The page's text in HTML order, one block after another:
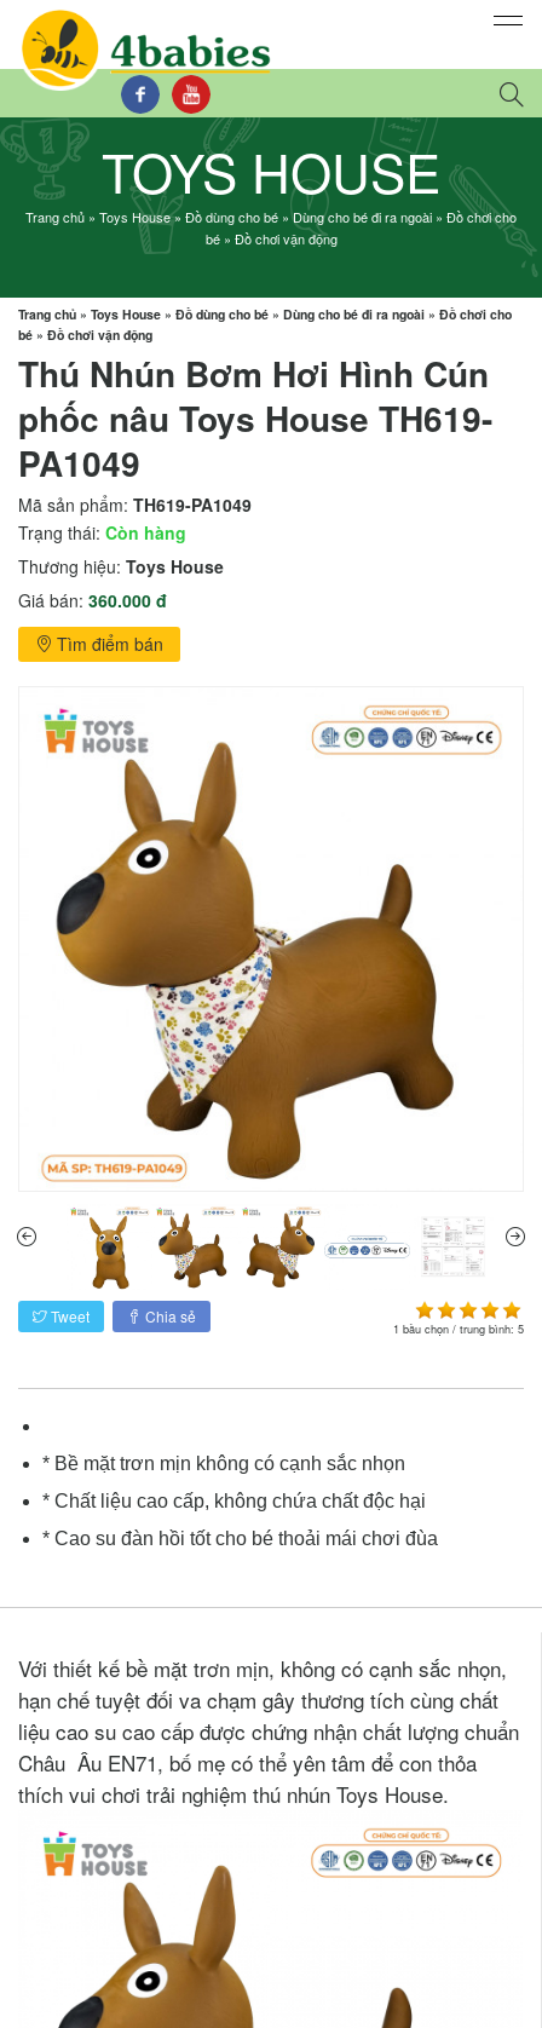
TOYS HOUSE
Trang chủ » Toys House» Đồ dùng cho bé »Dùng cho bé đi ra ngoài » Đồ chơi cho
bé» Đồ chơi vận động
Trang chủ » Toys House » Đồ dùng cho bé » Dùng cho bé đi ra ngoài » Đồ chơi cho
bé » Đồ chơi vận động
Thú Nhún Bơm Hơi Hình Cún
phốc nâu Toys House TH619-
PA1049
Mã sản phẩm: TH619-PA1049
Trạng thái: Còn hàng
Thương hiệu: Toys House
Giá bán: 360.000 đ
Tìm điểm bán
1 bầu chọn / trung bình: 5
Tweet Chia sẻ
* Bề mặt trơn mịn không có cạnh sắc nhọn
* Chất liệu cao cấp, không chứa chất độc hại
* Cao su đàn hồi tốt cho bé thoải mái chơi đùa
Với thiết kế bề mặt trơn mịn, không có cạnh sắc nhọn,
hạn chế tuyệt đối va chạm gây thương tích cùng chất
liệu cao su cao cấp được chứng nhận chất lượng chuẩn
Châu Âu EN71, bố mẹ có thể yên tâm để con thỏa
thích vui chơi trải nghiệm thú nhún Toys House.